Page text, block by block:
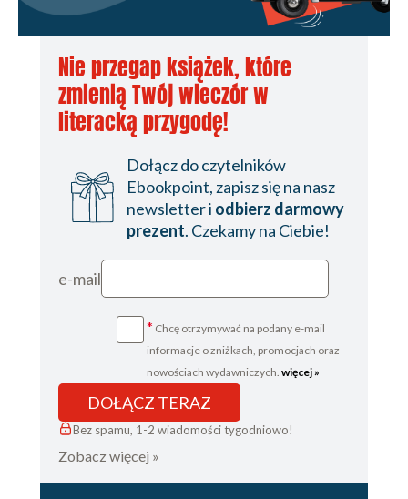
Nie przegap książek, które
zmienią Twój wieczór w
literacką przygodę!
Dołącz do czytelników
Ebookpoint, zapisz się na nasz
newsletter i odbierz darmowy
prezent. Czekamy na Ciebie!
e-mail
* Chcę otrzymywać na podany e-mail
informacje o zniżkach, promocjach oraz
nowościach wydawniczych. więcej »
DOŁĄCZ TERAZ
Bez spamu, 1-2 wiadomości tygodniowo!
Zobacz więcej »